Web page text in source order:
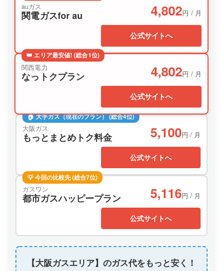
auガス
関電ガスfor au 4,802円 / 月
公式サイトへ
👑 エリア最安値! (総合1位)
関西電力
なっトクプラン 4,802円 / 月
公式サイトへ
🏠 大手ガス（現在のプラン） (総合4位)
大阪ガス
もっとまとめトク料金 5,100円 / 月
公式サイトへ
💡 今回の比較先 (総合7位)
ガスワン
都市ガスハッピープラン 5,116円 / 月
公式サイトへ
【大阪ガスエリア】のガス代をもっと安く！